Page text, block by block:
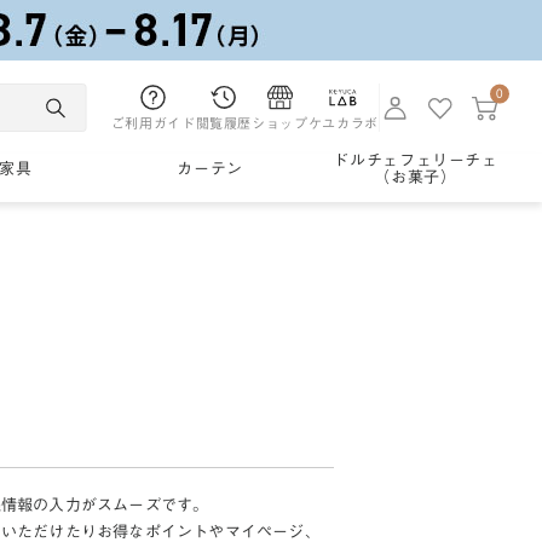
ご利用ガイド 閲覧履歴 ショップケユカラボ
0
家具 カーテン
ドルチェフェリーチェ
（お菓子）
報の入力がスムーズです。
ただけたりお得なポイントやマイページ、